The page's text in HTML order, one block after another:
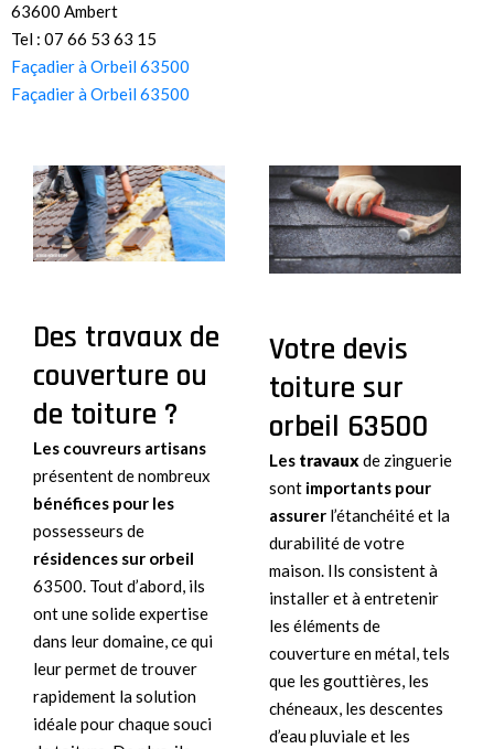
63600 Ambert
Tel : 07 66 53 63 15
Façadier à Orbeil 63500
Façadier à Orbeil 63500
Des travaux de
couverture ou
de toiture ?
Les couvreurs artisans
présentent de nombreux
bénéfices pour les
possesseurs de
résidences sur orbeil
63500. Tout d’abord, ils
ont une solide expertise
dans leur domaine, ce qui
leur permet de trouver
rapidement la solution
idéale pour chaque souci
Votre devis
toiture sur
orbeil 63500
Les travaux de zinguerie
sont importants pour
assurer l’étanchéité et la
durabilité de votre
maison. Ils consistent à
installer et à entretenir
les éléments de
couverture en métal, tels
que les gouttières, les
chéneaux, les descentes
d’eau pluviale et les